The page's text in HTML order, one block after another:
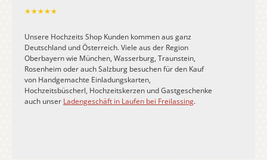
★★★★★
Unsere Hochzeits Shop Kunden kommen aus ganz
Deutschland und Österreich. Viele aus der Region
Oberbayern wie München, Wasserburg, Traunstein,
Rosenheim oder auch Salzburg besuchen für den Kauf
von Handgemachte Einladungskarten,
Hochzeitsbüscherl, Hochzeitskerzen und Gastgeschenke
auch unser Ladengeschäft in Laufen bei Freilassing.